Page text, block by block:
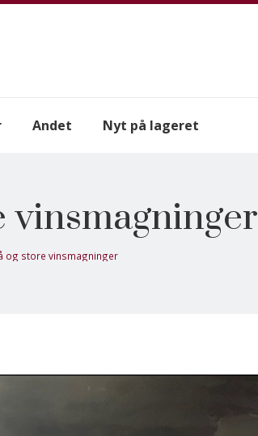
Andet Nyt på lageret
vinsmagninger
og store vinsmagninger